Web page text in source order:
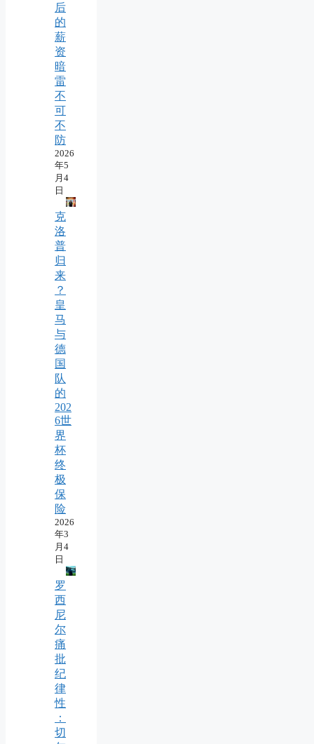
后
的
薪
资
暗
雷
不
可
不
防
2026
年5
月4
日
克
洛
普
归
来
？
皇
马
与
德
国
队
的
202
6世
界
杯
终
极
保
险
2026
年3
月4
日
罗
西
尼
尔
痛
批
纪
律
性
：
切